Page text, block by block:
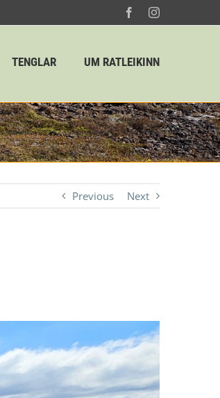
FacebookInstagram
TENGLAR UM RATLEIKINN
Ratleikur 2024 15. Straumssel – huldumenn
Previous Next